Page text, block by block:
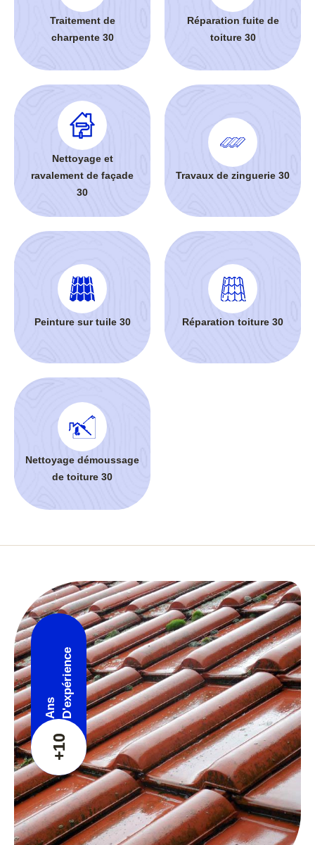
Traitement de
charpente 30
Réparation fuite de
toiture 30
Nettoyage et
ravalement de façade
30
Travaux de zinguerie 30
Peinture sur tuile 30 Réparation toiture 30
Nettoyage démoussage
de toiture 30
+10
Ans D'expérience